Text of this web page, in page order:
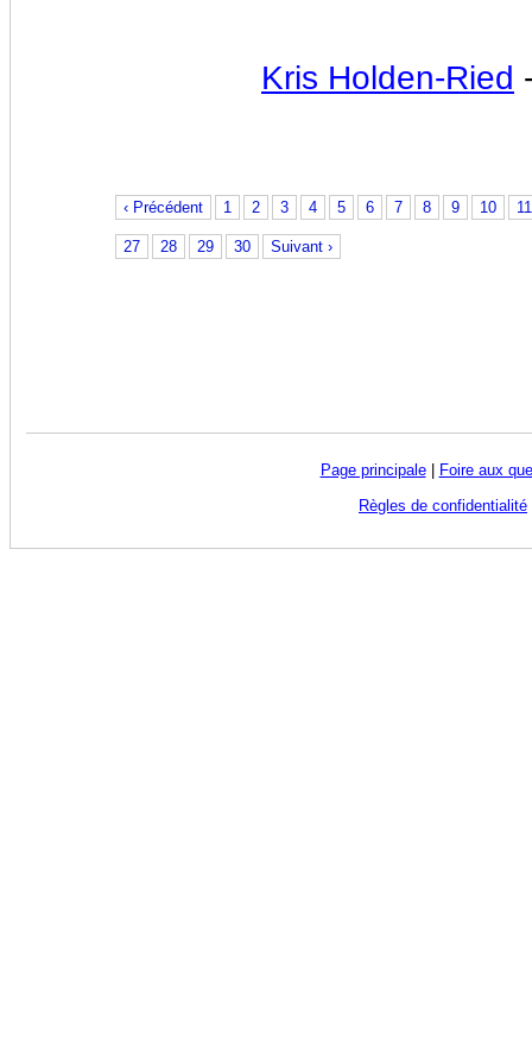
Kris Holden-Ried
‹ Précédent 1 2 3 4 5 6 7 8 9 10 11
27 28 29 30 Suivant ›
Page principale| Foire aux
Règles de confidentialité